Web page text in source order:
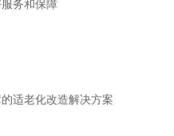
务和保障
适老化改造解决方案